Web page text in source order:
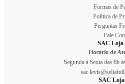
Formas de
Política de
Perguntas
Fale
SAC Loja
Horário de
Segunda à Sexta das 8h
SAC Loja